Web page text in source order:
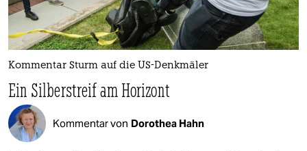
Kommentar Sturm auf die US-Denkmäler
Ein Silberstreif am Horizont
Kommentar von Dorothea Hahn